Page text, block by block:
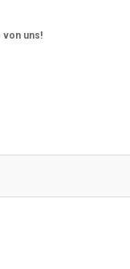
von uns!